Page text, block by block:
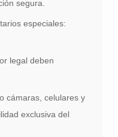
segura.
especiales:
legal deben
cámaras, celulares y
exclusiva del